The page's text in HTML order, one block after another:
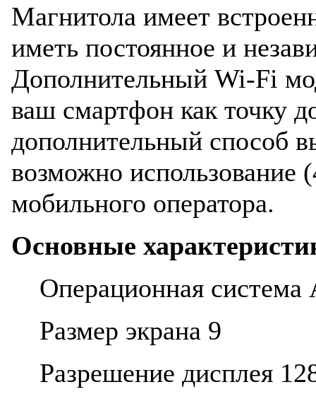
Магнитола имеет
иметь постоянное и
Дополнительный Wi-Fi
ваш смартфон как точку
дополнительный способ
возможно использование
мобильного оператора.
Основные
Операционная система
Размер экрана 9
Разрешение дисплея